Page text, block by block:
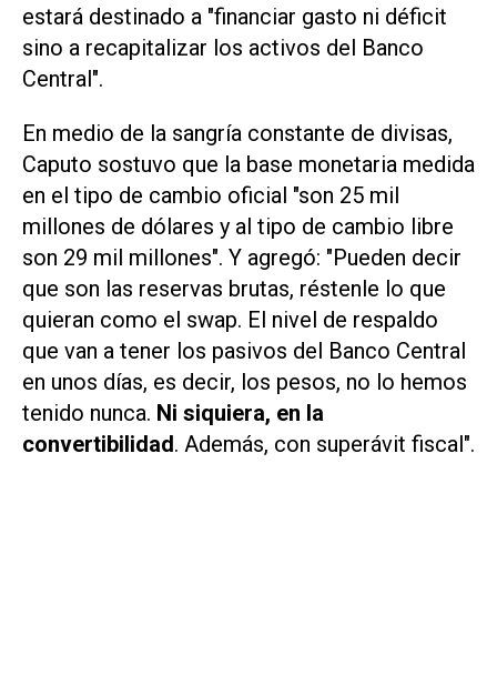
estará destinado a "financiar gasto ni déficit
sino a recapitalizar los activos del Banco
Central".
En medio de la sangría constante de divisas,
Caputo sostuvo que la base monetaria medida
en el tipo de cambio oficial "son 25 mil
millones de dólares y al tipo de cambio libre
son 29 mil millones". Y agregó: "Pueden decir
que son las reservas brutas, réstenle lo que
quieran como el swap. El nivel de respaldo
que van a tener los pasivos del Banco Central
en unos días, es decir, los pesos, no lo hemos
tenido nunca. Ni siquiera, en la
convertibilidad. Además, con superávit fiscal".